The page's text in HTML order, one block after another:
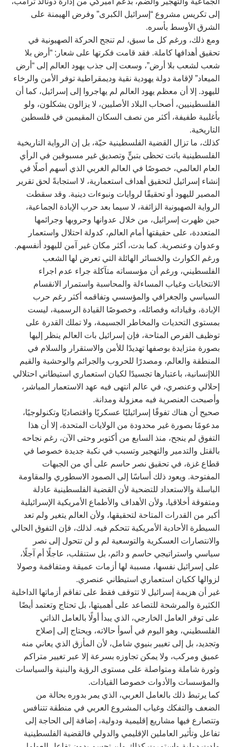
إلى تكريس مشروع “إسرائيل الكبرى” وفرض الهيمنة على
الشرق الأوسط بأسره.
ومع ذلك، ورغم كل ما سبق، لم تنجح الحركة الصهيونية في
تحقيق أهدافها كاملة. فقد قامت فكرتها على شعار: “أرض بلا
شعب لشعب بلا أرض”، وسعت إلى جذب يهود العالم إلى “أرض
الميعاد” لإقامة دولة يهودية نقية وديمقراطية توفر الأمن والرخاء
لليهود. إلا أن معظم يهود العالم لم يهاجروا إلى إسرائيل، كما أن
الفلسطينيين، أصحاب البلاد الأصليين، لا يزالون يشكلون، ولو
بأغلبية طفيفة، أكثر من نصف السكان المقيمين في فلسطين
التاريخية.
كذلك، ما تزال القضية الفلسطينية حيّة، بل إن الرواية التاريخية
الفلسطينية باتت تحظى بتبنٍّ وتصديق غير مسبوقين في الرأي
العام العالمي، خصوصًا في العالم الغربي الذي أسهم أصلًا في
إنشاء إسرائيل لتحقيق أهداف استعمارية، لا استجابةً لحق تقرير
المصير لليهود أو تحقيقًا لروايات ونبوءات دينية. وقد سقطت
الرواية الصهيونية الزائفة، لا سيما بعد حرب الإبادة الجماعية،
حين ظهرت إسرائيل، من خلال عدوانها وحروبها وجرائمها
المتعددة، على حقيقتها أمام العالم، كدولة احتلال واستعمار
وعدوان وعنصرية. كما بدت، أكثر مكان غير آمن لليهود أنفسهم.
ورغم الكوارث والخسائر الهائلة التي تعرض لها الشعب
الفلسطيني، ورغم أن مؤسساته متآكلة جراء عدم اجراء
الانتخابات وغياب المساءلة والمحاسبة واستمرار الانقسام
السياسي والجغرافي والمؤسسي وتفاقمه أكثر رغم حرب
الإبادة، وقياداته وفصائله، وخصوصًا القيادة الرسمية، ليست
بمستوى التحديات والمخاطر الجسيمة، ولا تملك القدرة على
توظيف الفرص المتاحة، فإن إسرائيل بات العالم ينظر إليها
بصورة متزايدة بوصفها تهديدًا للأمن والاستقرار والسلام في
المنطقة والعالم، ومصدرًا للحروب والجرائم والوحشية والقيم
اللاإنسانية، باعتبارها تجسيدًا لكيان استعماري استيطاني احتلالي
إحلالي وعنصري، في عالم انتهى فيه عهد الاستعمار المباشر،
وأصبحت العنصرية فيه معزولة ومدانة.
صحيح أن هناك تفوقًا إسرائيليًا عسكريًا واقتصاديًا وتكنولوجيًا،
مدعومًا بصورة غير محدودة من الولايات المتحدة، إلا أن هذا
التفوق لم ينجح، منذ السابع من أكتوبر وحتى الآن، رغم نجاحه
بالقتل والتدمير والتهجير وتسبب في نكبة جديدة خصوصا في
قطاع غزة، في تحقيق نصر حاسم على أي من الجبهات
المفتوحة. ويعود ذلك أساسًا إلى الصمود الاسطوري والمقاومة
الباسلة والاستعداد للتضحية لأن القضية الفلسطينية عادلة
ومتفوقة أخلاقيا، ولأن الأهداف والأطماع الأمريكية الإسرائيلية
أكبر من القدرات المتاحة لتحقيقها، ولأن العالم يتغير ولم تعد
السيطرة الأحادية الأمريكية تتحكم فيه. لذلك، فإن التفوق الحالي
والانتصارات العسكرية والتوسعية لم و لن تتحول إلى نصر
سياسي واستراتيجي حاسم و دائم، بل ستنقلب، عاجلًا أم آجلًا،
على إسرائيل نفسها، مسببة لها أزمات عميقة ومتفاقمة وصولا
لزوالها ككيان استعماري استيطاني عنصري.
غير أن هزيمة إسرائيل لا تتوقف فقط على تفاقم أزماتها الداخلية
الكثيرة والمرشحة للتصاعد على أهميتها، بل تحتاج وتعتمد أيضًا
على توفر العامل الخارجي، الذي يبدأ أولًا بالعامل الذاتي
الفلسطيني، وهو اليوم في أسوأ حالاته، ويحتاج إلى إصلاح
وتجديد، بل إلى تغيير بنيوي شامل، لأن المأزق الذي يعاني منه
عميق ومركب، ولا يمكن تجاوزه بسرعة إلا عبر تغيير متراكم
وثورة شاملة ومتواصلة على مستوى الرؤية والبنية والسياسات
والمؤسسات والأدوات خصوصا القيادات.
كما يرتبط ذلك بالعامل العربي، الذي يمر بدوره بحالة من
الضعف والتفكك وغياب المشروع العربي في منطقة تتنافس
وتتصارع فيها مشاريع إقليمية ودولية، إضافة إلى الحاجة إلى
تفاعل وتأثير العاملين الإقليمي والدولي فالقضية الفلسطينية